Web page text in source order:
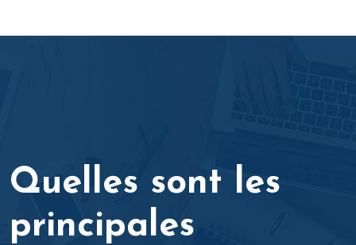
Quelles sont les
principales